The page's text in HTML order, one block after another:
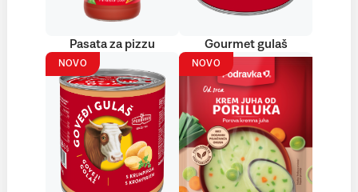
Pasata za pizzu Gourmet gulaš
NOVO NOVO